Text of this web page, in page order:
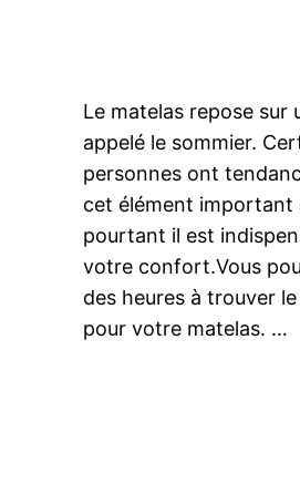
Le matelas repose sur
appelé le sommier.
personnes ont
cet élément important
pourtant il est
votre confort.Vous
des heures à trouver
pour votre matelas. …